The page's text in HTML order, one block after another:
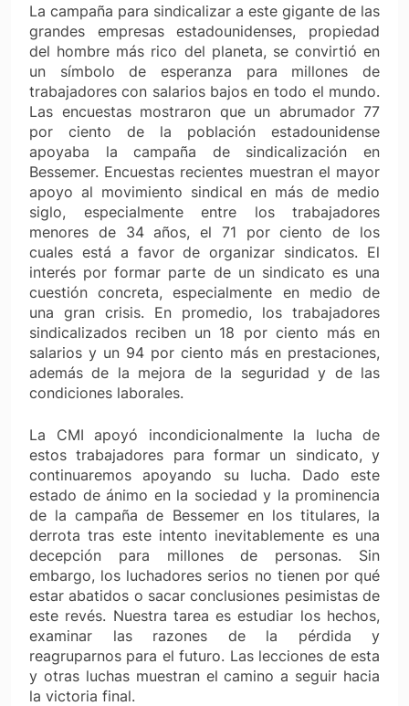
La campaña para sindicalizar a este gigante de las
grandes empresas estadounidenses, propiedad
del hombre más rico del planeta, se convirtió en
un símbolo de esperanza para millones de
trabajadores con salarios bajos en todo el mundo.
Las encuestas mostraron que un abrumador 77
por ciento de la población estadounidense
apoyaba la campaña de sindicalización en
Bessemer. Encuestas recientes muestran el mayor
apoyo al movimiento sindical en más de medio
siglo, especialmente entre los trabajadores
menores de 34 años, el 71 por ciento de los
cuales está a favor de organizar sindicatos. El
interés por formar parte de un sindicato es una
cuestión concreta, especialmente en medio de
una gran crisis. En promedio, los trabajadores
sindicalizados reciben un 18 por ciento más en
salarios y un 94 por ciento más en prestaciones,
además de la mejora de la seguridad y de las
condiciones laborales.
La CMI apoyó incondicionalmente la lucha de
estos trabajadores para formar un sindicato, y
continuaremos apoyando su lucha. Dado este
estado de ánimo en la sociedad y la prominencia
de la campaña de Bessemer en los titulares, la
derrota tras este intento inevitablemente es una
decepción para millones de personas. Sin
embargo, los luchadores serios no tienen por qué
estar abatidos o sacar conclusiones pesimistas de
este revés. Nuestra tarea es estudiar los hechos,
examinar las razones de la pérdida y
reagruparnos para el futuro. Las lecciones de esta
y otras luchas muestran el camino a seguir hacia
la victoria final.